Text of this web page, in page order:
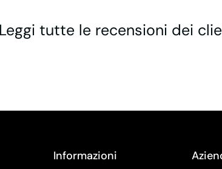
Leggi tutte le recensioni dei
Informazioni